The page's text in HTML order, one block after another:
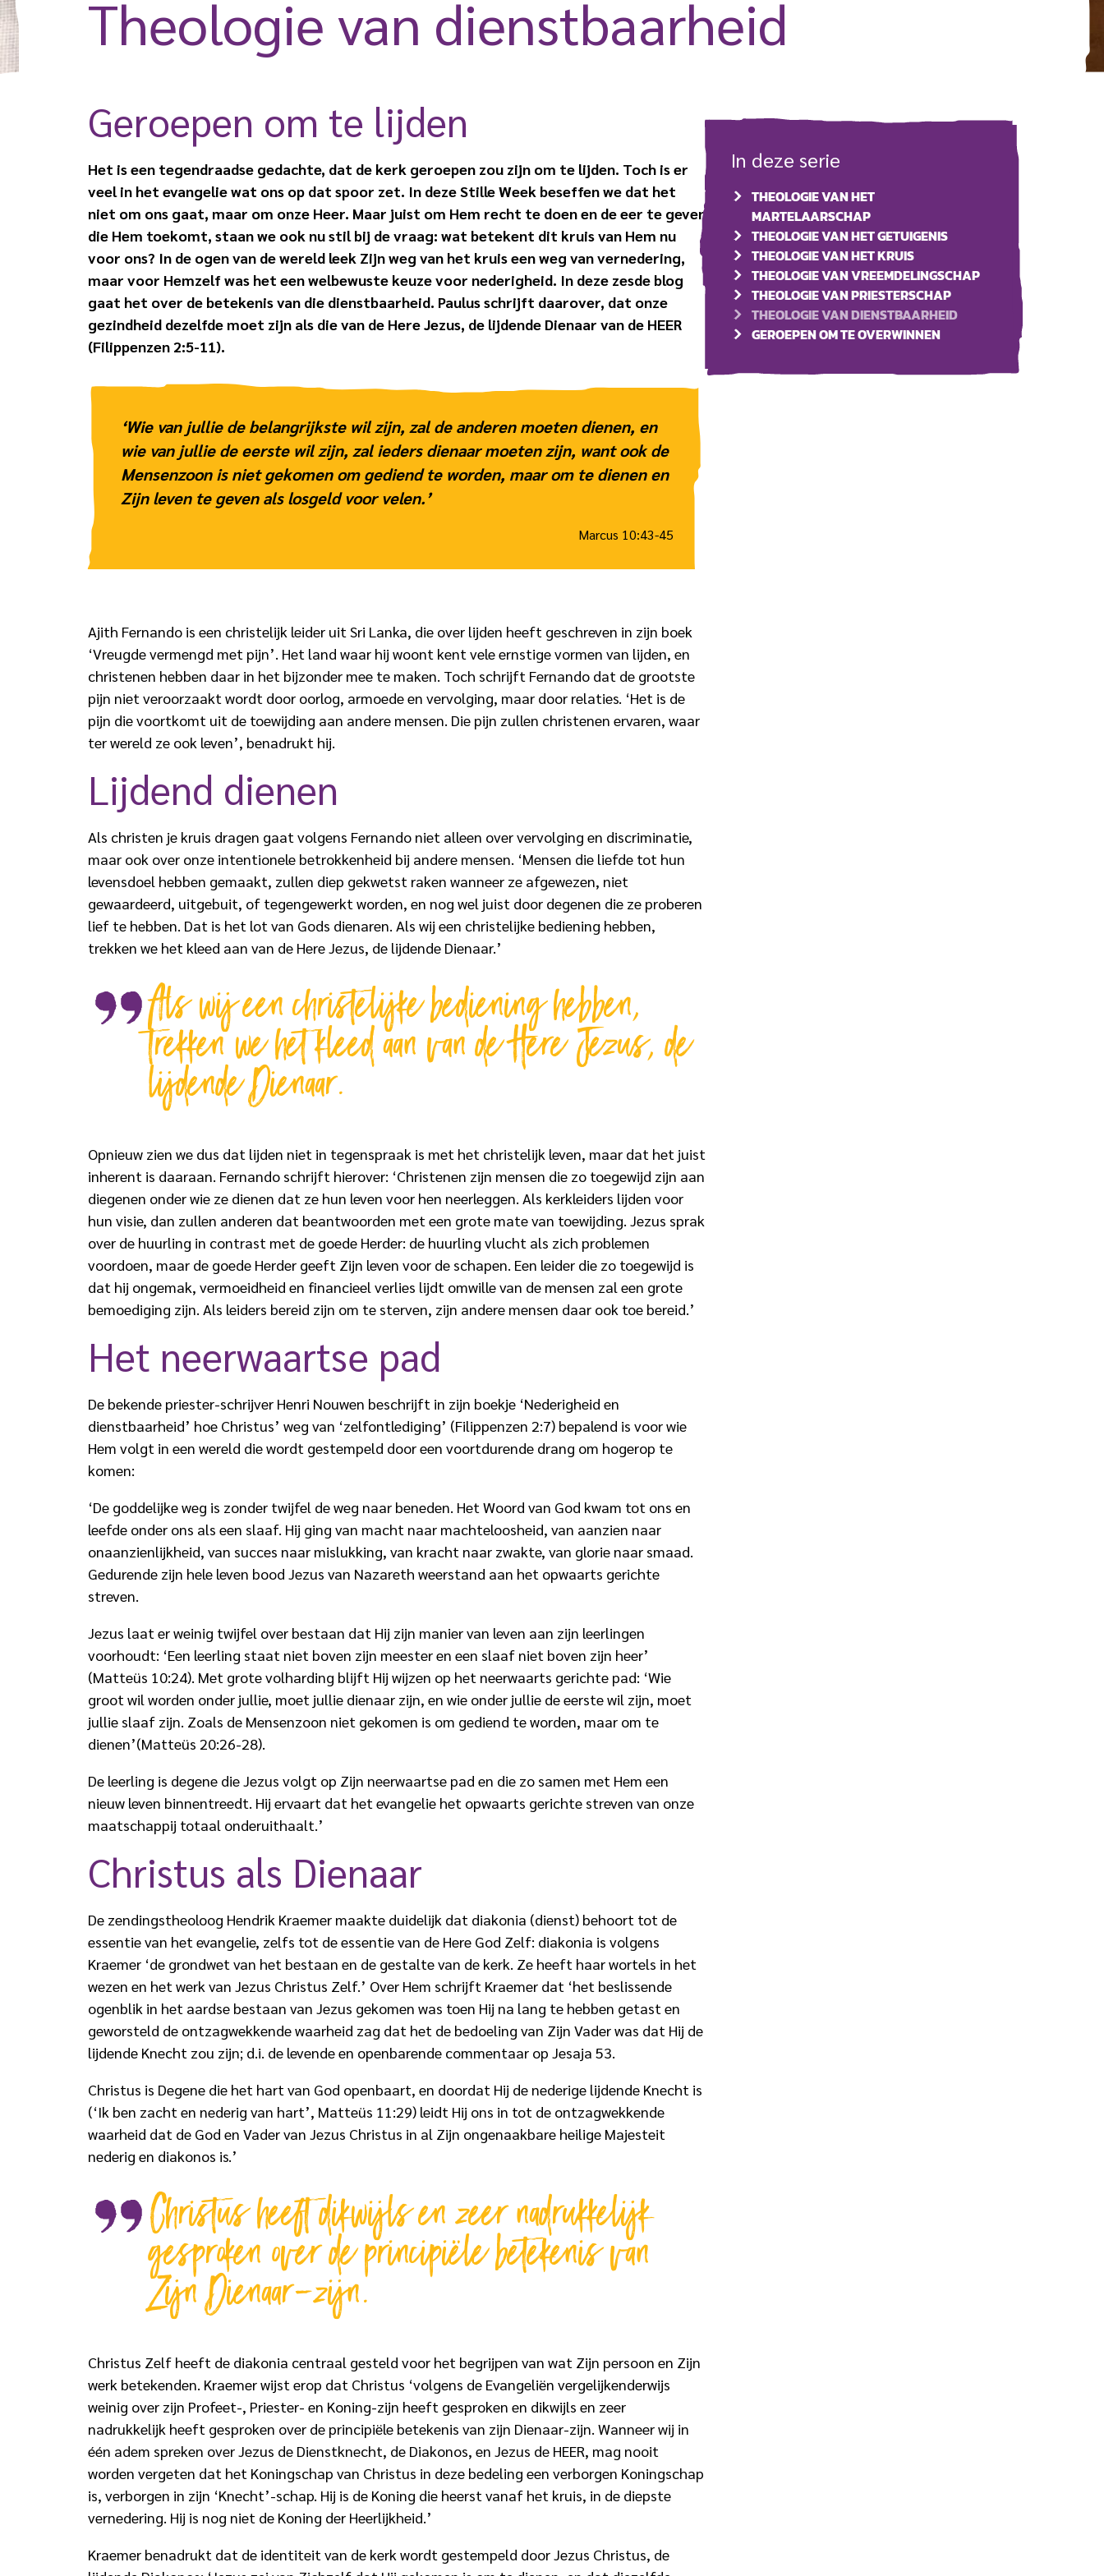
Theologie van dienstbaar­heid
Geroepen om te lijden
Het is een tegendraadse gedachte, dat de kerk geroepen zou zijn om te lijden. Toch is er
veel in het evangelie wat ons op dat spoor zet. In deze Stille Week beseffen we dat het
niet om ons gaat, maar om onze Heer. Maar juist om Hem recht te doen en de eer te geven
die Hem toekomt, staan we ook nu stil bij de vraag: wat betekent dit kruis van Hem nu
voor ons? In de ogen van de wereld leek Zijn weg van het kruis een weg van vernedering,
maar voor Hemzelf was het een welbewuste keuze voor nederigheid. In deze zesde blog
gaat het over de betekenis van die dienstbaarheid. Paulus schrijft daarover, dat onze
gezindheid dezelfde moet zijn als die van de Here Jezus, de lijdende Dienaar van de HEER
(Filippenzen 2:5-11).
‘Wie van jullie de belangrijkste wil zijn, zal de anderen moeten dienen, en
wie van jullie de eerste wil zijn, zal ieders dienaar moeten zijn, want ook de
Mensenzoon is niet gekomen om gediend te worden, maar om te dienen en
Zijn leven te geven als losgeld voor velen.’
Marcus 10:43-45
Ajith Fernando is een christelijk leider uit Sri Lanka, die over lijden heeft geschreven in zijn boek
‘Vreugde vermengd met pijn’. Het land waar hij woont kent vele ernstige vormen van lijden, en
christenen hebben daar in het bijzonder mee te maken. Toch schrijft Fernando dat de grootste
pijn niet veroorzaakt wordt door oorlog, armoede en vervolging, maar door relaties. ‘Het is de
pijn die voortkomt uit de toewijding aan andere mensen. Die pijn zullen christenen ervaren, waar
ter wereld ze ook leven’, benadrukt hij.
Lijdend dienen
Als christen je kruis dragen gaat volgens Fernando niet alleen over vervolging en discriminatie,
maar ook over onze intentionele betrokkenheid bij andere mensen. ‘Mensen die liefde tot hun
levensdoel hebben gemaakt, zullen diep gekwetst raken wanneer ze afgewezen, niet
gewaardeerd, uitgebuit, of tegengewerkt worden, en nog wel juist door degenen die ze proberen
lief te hebben. Dat is het lot van Gods dienaren. Als wij een christelijke bediening hebben,
trekken we het kleed aan van de Here Jezus, de lijdende Dienaar.’
Als wij een christelijke bediening hebben,
trekken we het kleed aan van de Here Jezus, de
lijdende Dienaar.
Opnieuw zien we dus dat lijden niet in tegenspraak is met het christelijk leven, maar dat het juist
inherent is daaraan. Fernando schrijft hierover: ‘Christenen zijn mensen die zo toegewijd zijn aan
diegenen onder wie ze dienen dat ze hun leven voor hen neerleggen. Als kerkleiders lijden voor
hun visie, dan zullen anderen dat beantwoorden met een grote mate van toewijding. Jezus sprak
over de huurling in contrast met de goede Herder: de huurling vlucht als zich problemen
voordoen, maar de goede Herder geeft Zijn leven voor de schapen. Een leider die zo toegewijd is
dat hij ongemak, vermoeidheid en financieel verlies lijdt omwille van de mensen zal een grote
bemoediging zijn. Als leiders bereid zijn om te sterven, zijn andere mensen daar ook toe bereid.’
Het neerwaartse pad
De bekende priester-schrijver Henri Nouwen beschrijft in zijn boekje ‘Nederigheid en
dienstbaarheid’ hoe Christus’ weg van ‘zelfontlediging’ (Filippenzen 2:7) bepalend is voor wie
Hem volgt in een wereld die wordt gestempeld door een voortdurende drang om hogerop te
komen:
‘De goddelijke weg is zonder twijfel de weg naar beneden. Het Woord van God kwam tot ons en
leefde onder ons als een slaaf. Hij ging van macht naar machteloosheid, van aanzien naar
onaanzienlijkheid, van succes naar mislukking, van kracht naar zwakte, van glorie naar smaad.
Gedurende zijn hele leven bood Jezus van Nazareth weerstand aan het opwaarts gerichte
streven.
Jezus laat er weinig twijfel over bestaan dat Hij zijn manier van leven aan zijn leerlingen
voorhoudt: ‘Een leerling staat niet boven zijn meester en een slaaf niet boven zijn heer’
(Matteüs 10:24). Met grote volharding blijft Hij wijzen op het neerwaarts gerichte pad: ‘Wie
groot wil worden onder jullie, moet jullie dienaar zijn, en wie onder jullie de eerste wil zijn, moet
jullie slaaf zijn. Zoals de Mensenzoon niet gekomen is om gediend te worden, maar om te
dienen’(Matteüs 20:26-28).
De leerling is degene die Jezus volgt op Zijn neerwaartse pad en die zo samen met Hem een
nieuw leven binnentreedt. Hij ervaart dat het evangelie het opwaarts gerichte streven van onze
maatschappij totaal onderuithaalt.’
Christus als Dienaar
De zendingstheoloog Hendrik Kraemer maakte duidelijk dat diakonia (dienst) behoort tot de
essentie van het evangelie, zelfs tot de essentie van de Here God Zelf: diakonia is volgens
Kraemer ‘de grondwet van het bestaan en de gestalte van de kerk. Ze heeft haar wortels in het
wezen en het werk van Jezus Christus Zelf.’ Over Hem schrijft Kraemer dat ‘het beslissende
ogenblik in het aardse bestaan van Jezus gekomen was toen Hij na lang te hebben getast en
geworsteld de ontzagwekkende waarheid zag dat het de bedoeling van Zijn Vader was dat Hij de
lijdende Knecht zou zijn; d.i. de levende en openbarende commentaar op Jesaja 53.
Christus is Degene die het hart van God openbaart, en doordat Hij de nederige lijdende Knecht is
(‘Ik ben zacht en nederig van hart’, Matteüs 11:29) leidt Hij ons in tot de ontzagwekkende
waarheid dat de God en Vader van Jezus Christus in al Zijn ongenaakbare heilige Majesteit
nederig en diakonos is.’
Christus heeft dikwijls en zeer nadrukkelijk
gesproken over de principiële betekenis van
Zijn Dienaar-zijn.
Christus Zelf heeft de diakonia centraal gesteld voor het begrijpen van wat Zijn persoon en Zijn
werk betekenden. Kraemer wijst erop dat Christus ‘volgens de Evangeliën vergelijkenderwijs
weinig over zijn Profeet-, Priester- en Koning-zijn heeft gesproken en dikwijls en zeer
nadrukkelijk heeft gesproken over de principiële betekenis van zijn Dienaar-zijn. Wanneer wij in
één adem spreken over Jezus de Dienstknecht, de Diakonos, en Jezus de HEER, mag nooit
worden vergeten dat het Koningschap van Christus in deze bedeling een verborgen Koningschap
is, verborgen in zijn ‘Knecht’-schap. Hij is de Koning die heerst vanaf het kruis, in de diepste
vernedering. Hij is nog niet de Koning der Heerlijkheid.’
Kraemer benadrukt dat de identiteit van de kerk wordt gestempeld door Jezus Christus, de
In deze serie
THEOLOGIE VAN HET
MARTELAARSCHAP
THEOLOGIE VAN HET GETUIGENIS
THEOLOGIE VAN HET KRUIS
THEOLOGIE VAN VREEMDELINGSCHAP
THEOLOGIE VAN PRIESTERSCHAP
THEOLOGIE VAN DIENSTBAARHEID
GEROEPEN OM TE OVERWINNEN